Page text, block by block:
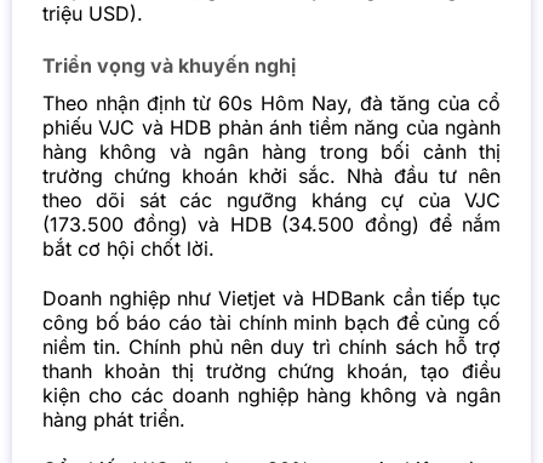
triệu USD).
Triển vọng và khuyến nghị
Theo nhận định từ 60s Hôm Nay, đà tăng của cổ
phiếu VJC và HDB phản ánh tiềm năng của ngành
hàng không và ngân hàng trong bối cảnh thị
trường chứng khoán khởi sắc. Nhà đầu tư nên
theo dõi sát các ngưỡng kháng cự của VJC
(173.500 đồng) và HDB (34.500 đồng) để nắm
bắt cơ hội chốt lời.
Doanh nghiệp như Vietjet và HDBank cần tiếp tục
công bố báo cáo tài chính minh bạch để củng cố
niềm tin. Chính phủ nên duy trì chính sách hỗ trợ
thanh khoản thị trường chứng khoán, tạo điều
kiện cho các doanh nghiệp hàng không và ngân
hàng phát triển.